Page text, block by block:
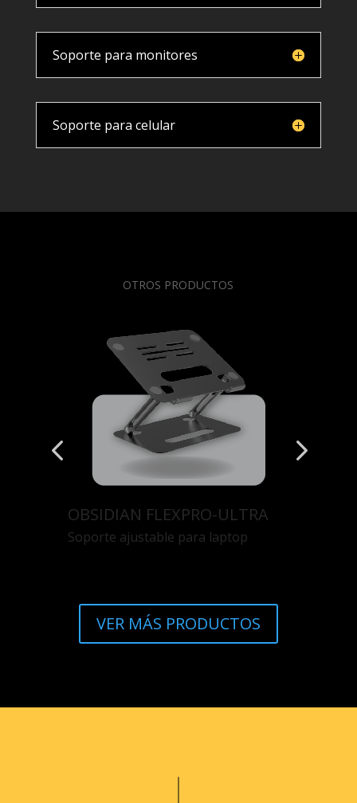
Soporte para monitores
Soporte para celular
OTROS PRODUCTOS
OBSIDIAN FLEXPRO-ULTRA
Soporte ajustable para laptop
VER MÁS PRODUCTOS